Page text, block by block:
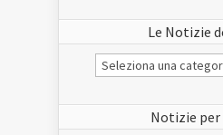
Le Notizie
Le
Notizie
Notizie per